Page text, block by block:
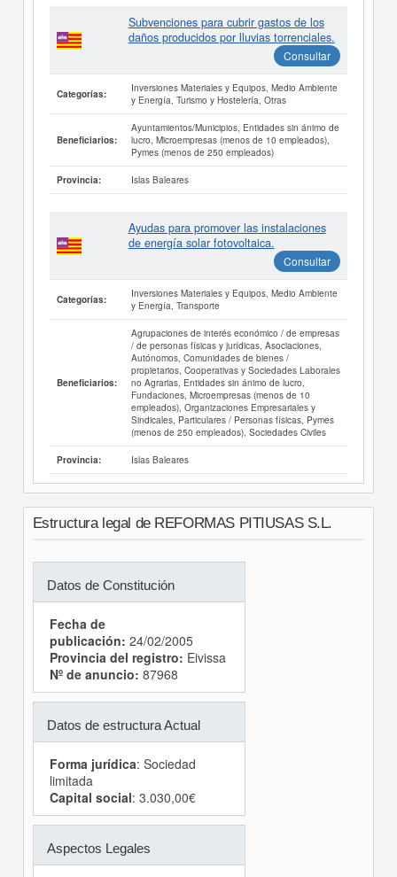
Subvenciones para cubrir gastos de los
daños producidos por lluvias torrenciales.
Consultar
Categorías:
Inversiones Materiales y Equipos, Medio Ambiente
y Energía, Turismo y Hostelería, Otras
Beneficiarios:
Ayuntamientos/Municipios, Entidades sin ánimo de
lucro, Microempresas (menos de 10 empleados),
Pymes (menos de 250 empleados)
Provincia: Islas Baleares
Ayudas para promover las instalaciones
de energía solar fotovoltaica.
Consultar
Categorías:
Inversiones Materiales y Equipos, Medio Ambiente
y Energía, Transporte
Beneficiarios:
Agrupaciones de interés económico / de empresas
/ de personas físicas y jurídicas, Asociaciones,
Autónomos, Comunidades de bienes /
propietarios, Cooperativas y Sociedades Laborales
no Agrarias, Entidades sin ánimo de lucro,
Fundaciones, Microempresas (menos de 10
empleados), Organizaciones Empresariales y
Sindicales, Particulares / Personas físicas, Pymes
(menos de 250 empleados), Sociedades Civiles
Provincia: Islas Baleares
Estructura legal de REFORMAS PITIUSAS S.L.
Datos de Constitución
Fecha de
publicación: 24/02/2005
Provincia del registro: Eivissa
Nº de anuncio: 87968
Datos de estructura Actual
Forma jurídica: Sociedad
limitada
Capital social: 3.030,00€
Aspectos Legales